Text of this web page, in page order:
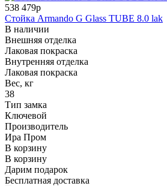
538 479р
Стойка Armando G Glass TUBE 8.0 lak
В наличии
Внешняя отделка
Лаковая покраска
Внутренняя отделка
Лаковая покраска
Вес, кг
38
Тип замка
Ключевой
Производитель
Ира Пром
В корзину
В корзину
Дарим подарок
Бесплатная доставка